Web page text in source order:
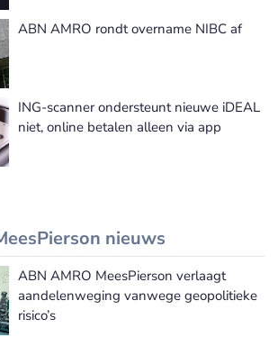
ABN AMRO rondt overname NIBC af
ING-scanner ondersteunt nieuwe iDEAL
niet, online betalen alleen via app
nieuws
ABN AMRO MeesPierson nieuws
ABN AMRO MeesPierson verlaagt
aandelenweging vanwege geopolitieke
risico’s